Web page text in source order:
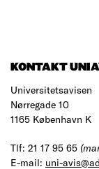
KONTAKT
Universitetsavisen
Nørregade 10
1165 København K
Tlf: 21 17 95 65
E-mail: uni-